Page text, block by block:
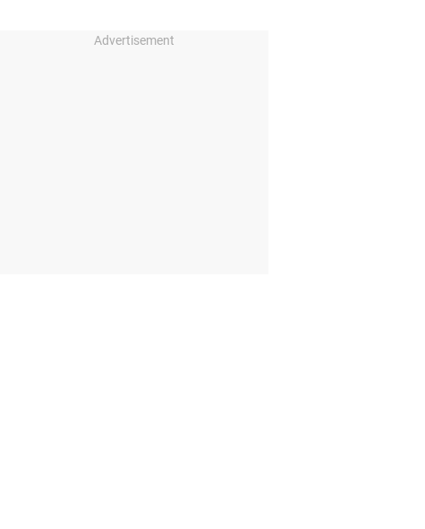
Advertisement